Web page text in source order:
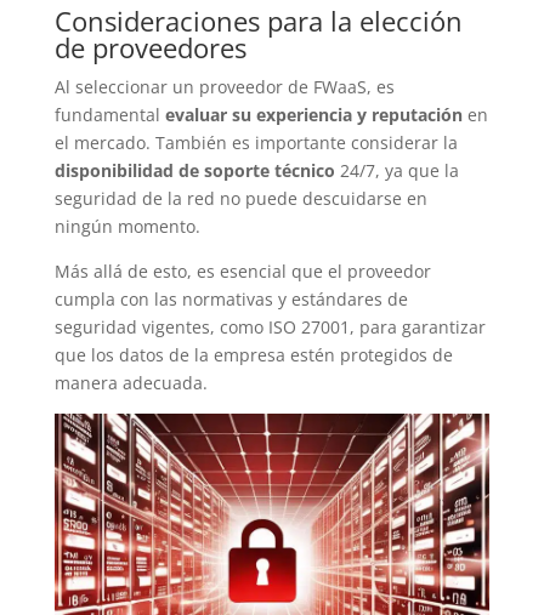
Consideraciones para la elección
de proveedores
Al seleccionar un proveedor de FWaaS, es
fundamental evaluar su experiencia y reputaciónen
el mercado. También es importante considerar la
disponibilidad de soporte técnico 24/7, ya que la
seguridad de la red no puede descuidarse en
ningún momento.
Más allá de esto, es esencial que el proveedor
cumpla con las normativas y estándares de
seguridad vigentes, como ISO 27001, para garantizar
que los datos de la empresa estén protegidos de
manera adecuada.